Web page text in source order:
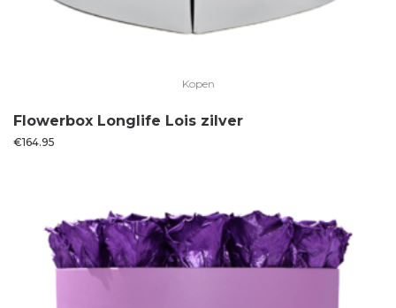
Kopen
Flowerbox Longlife Lois zilver
€164.95